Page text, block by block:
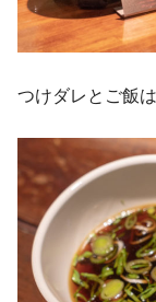
つけダレとご飯